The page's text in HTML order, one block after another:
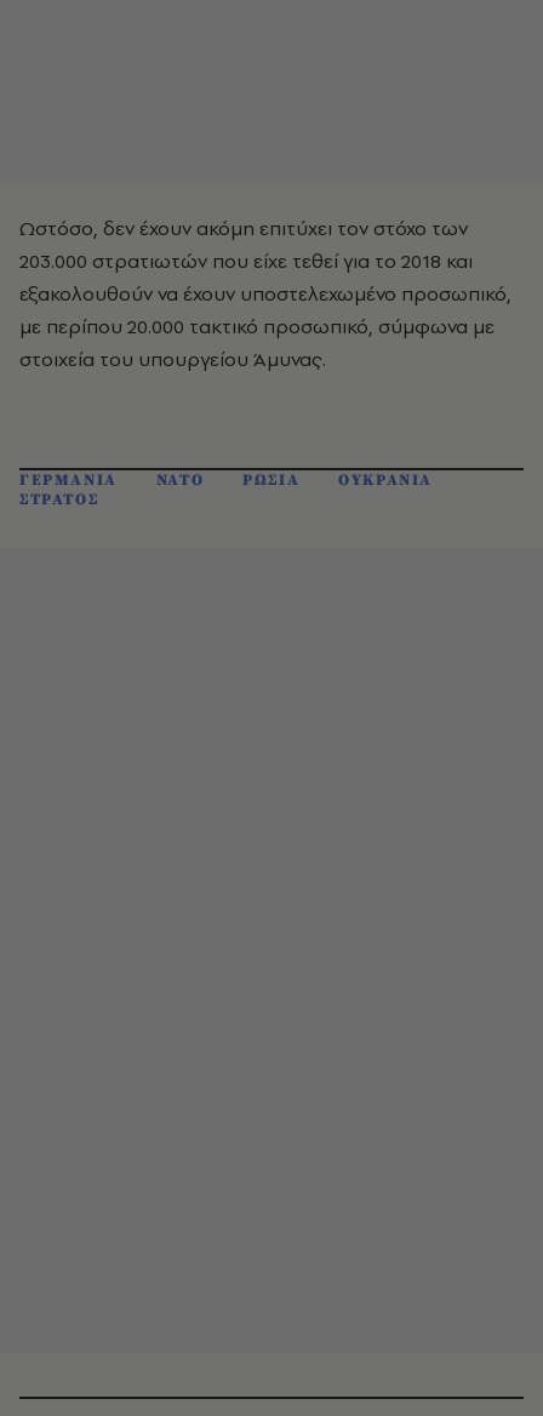
Ωστόσο, δεν έχουν ακόμη επιτύχει τον στόχο των
203.000 στρατιωτών που είχε τεθεί για το 2018 και
εξακολουθούν να έχουν υποστελεχωμένο προσωπικό,
με περίπου 20.000 τακτικό προσωπικό, σύμφωνα με
στοιχεία του υπουργείου Άμυνας.
ΓΕΡΜΑΝΙΑ ΝΑΤΟ ΡΩΣΙΑ
ΟΥΚΡΑΝΙΑ
ΣΤΡΑΤΟΣ